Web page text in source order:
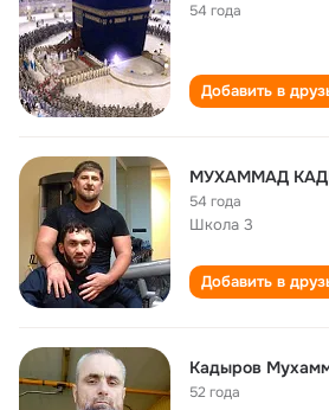
54 года
Добавить в
МУХАММАД
54 года
Школа 3
Добавить в
Кадыров
52 года